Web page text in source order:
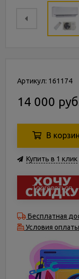
Артикул: 161174
14 000
В
Купить в 1 клик
Торговаться
Бесплатная
Условия оплаты